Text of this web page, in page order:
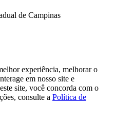
de Campinas
experiência, melhorar o
em nosso site e
site, você concorda com o
consulte a Política de